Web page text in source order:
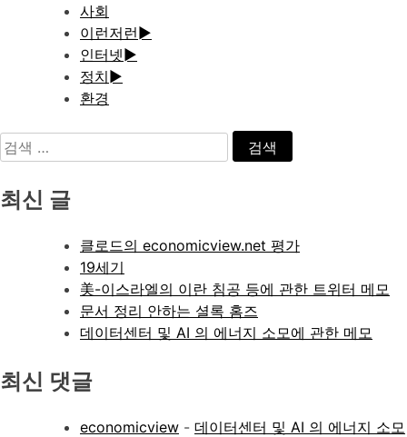
사회
이런저런►
인터넷►
정치►
환경
검
색:
최신 글
클로드의 economicview.net 평가
19세기
美-이스라엘의 이란 침공 등에 관한 트위터 메모
문서 정리 안하는 셜록 홈즈
데이터센터 및 AI 의 에너지 소모에 관한 메모
최신 댓글
economicview - 데이터센터 및 AI 의 에너지 소모